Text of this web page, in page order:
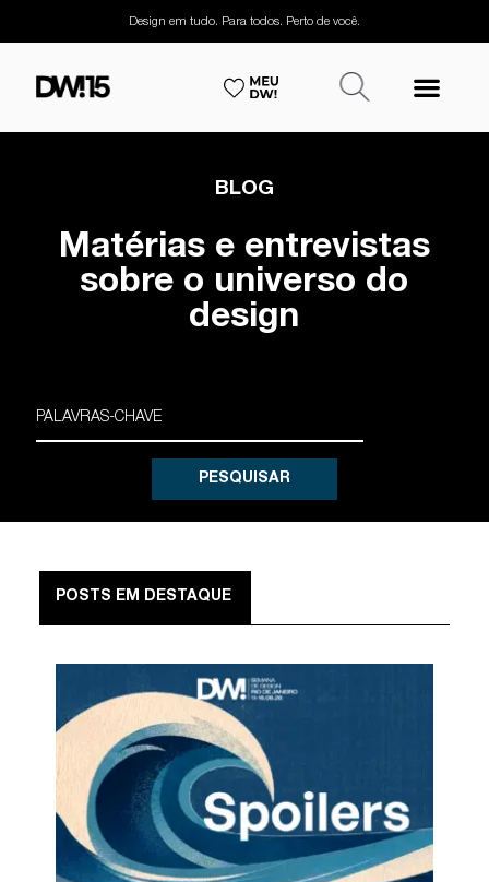
Design em tudo. Para todos. Perto de você.
BLOG
Matérias e entrevistas
sobre o universo do
design
PESQUISAR
POSTS EM DESTAQUE